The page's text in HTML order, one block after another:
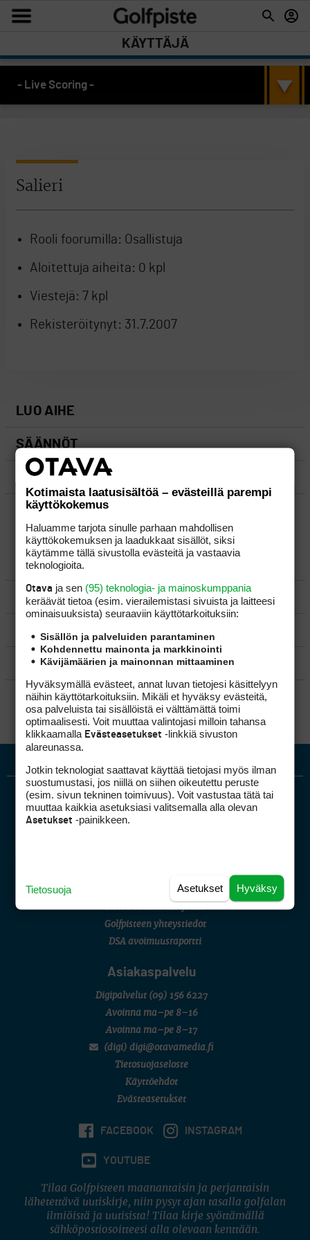
KÄYTTÄJÄ
- Live Scoring -
Salieri
Rooli foorumilla: Osallistuja
Aloitettuja aiheita: 0 kpl
Viestejä: 7 kpl
Rekisteröitynyt: 31.7.2007
LUO AIHE
SÄÄNNÖT
OHJEET
UUSIMMAT VIESTIKETJUT
YLEISTÄ
VÄLINEET
MATKAILU
KILPAGOLF & HARJOITTELU
SÄÄNNÖT
Mediahinnasto
Golfpisteen yhteystiedot
DSA avoimuusraportti
Asiakaspalvelu
Digipalvelut (09) 156 6227
Avoinna ma–pe 8–16
Avoinna ma–pe 8–17
(digi) digi@otavamedia.fi
Tietosuojaseloste
Käyttöehdot
Evästeasetukset
FACEBOOK INSTAGRAM
YOUTUBE
Tilaa Golfpisteen maanantaisin ja perjantaisin
lähetettävä uutiskirje, niin pysyt ajan tasalla golfalan
ilmiöistä ja uutisista! Tilaa kirje syöttämällä
sähköpostiosoitteesi alla olevaan kenttään.
Kotimaista laatusisältöä – evästeillä parempi
käyttökokemus
Haluamme tarjota sinulle parhaan mahdollisen
käyttökokemuksen ja laadukkaat sisällöt, siksi
käytämme tällä sivustolla evästeitä ja vastaavia
teknologioita.
Otava ja sen (95) teknologia- ja mainoskumppania
keräävät tietoa (esim. vierailemis­tasi sivuista ja laitteesi
ominaisuuk­sista) seuraaviin käyttötarkoituksiin:
Sisällön ja palveluiden parantaminen
Kohdennettu mainonta ja markkinointi
Kävijämäärien ja mainonnan mittaaminen
Hyväksymällä evästeet, annat luvan tietojesi käsittelyyn
näihin käyttötarkoituksiin. Mikäli et hyväksy evästeitä,
osa palveluista tai sisällöistä ei välttämättä toimi
optimaalisesti. Voit muuttaa valintojasi milloin tahansa
klikkaamalla Evästeasetukset -linkkiä sivuston
alareunassa.
Jotkin teknologiat saattavat käyttää tietojasi myös ilman
suostumustasi, jos niillä on siihen oikeutettu peruste
(esim. sivun tekninen toimivuus). Voit vastustaa tätä tai
muuttaa kaikkia asetuksiasi valitsemalla alla olevan
Asetukset -painikkeen.
Hyväksy
Asetukset
Tietosuoja